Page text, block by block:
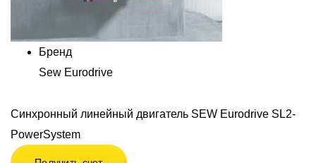
Бренд
Sew Eurodrive
Синхронный линейный двигатель SEW Eurodrive SL2-
PowerSystem